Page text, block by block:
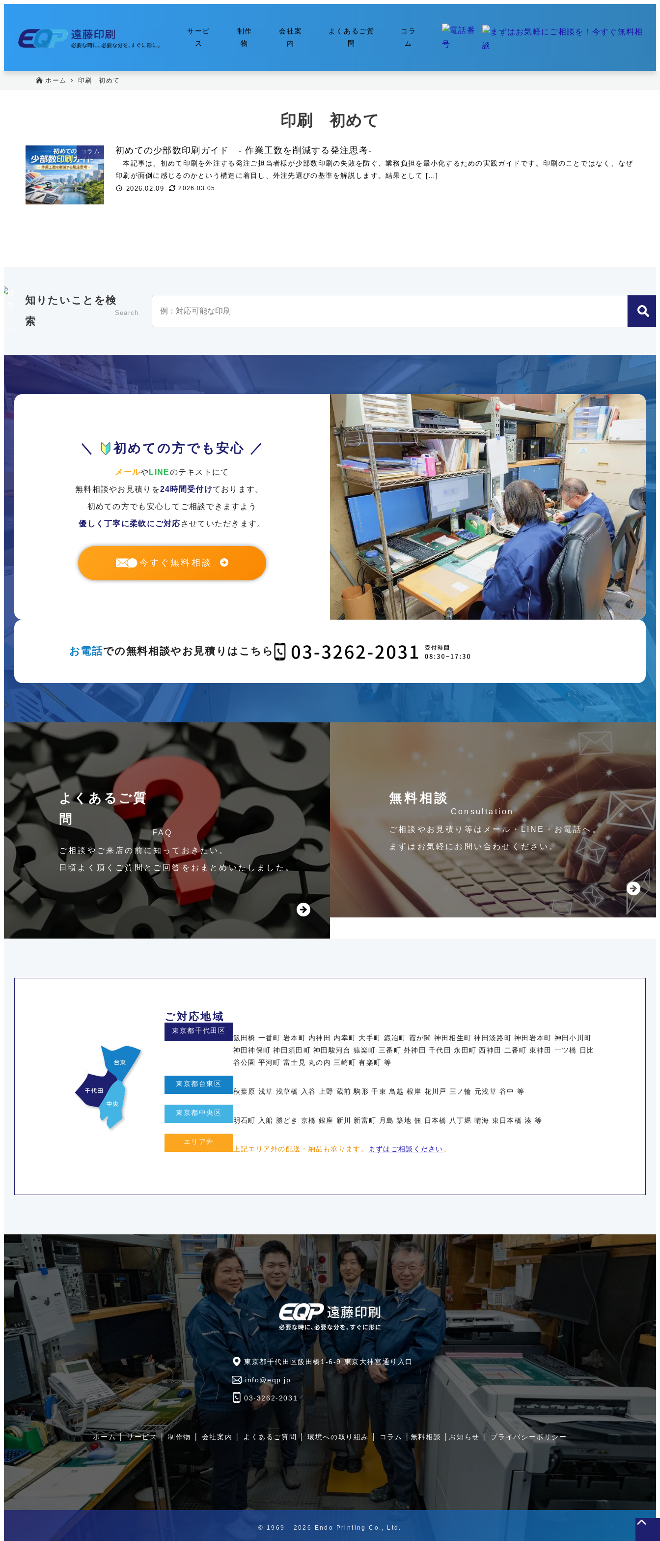
サービ
ス
制作
物
会社案
内
よくあるご質
問
コラ
ム
ホーム 印刷 初めて
印刷 初めて
コラム 初めての少部数印刷ガイド - 作業工数を削減する発注思考-
本記事は、初めて印刷を外注する発注ご担当者様が少部数印刷の失敗を防ぐ、業務負担を最小化するための実践ガイドです。印刷のことではなく、なぜ
印刷が面倒に感じるのかという構造に着目し、外注先選びの基準を解説します。結果として […]
2026.02.09
2026.03.05
知りたいことを検
索
Search
＼ 初めての方でも安心 ／
メールや LINEのテキストにて
無料相談やお見積りを24時間受付けております。
初めての方でも安心してご相談できますよう
優しく丁寧に柔軟にご対応 させていただきます。
今すぐ無料相談
お電話での無料相談やお見積りはこちら
よくあるご質
問
FAQ
ご相談やご来店の前に知っておきたい。
日頃よく頂くご質問とご回答をおまとめいたしました。
無料相談
Consultation
ご相談やお見積り等はメール・LINE・お電話へ。
まずはお気軽にお問い合わせください。
ご対応地域
東京都千代田区
飯田橋 一番町 岩本町 内神田 内幸町 大手町 鍛冶町 霞が関 神田相生町 神田淡路町 神田岩本町 神田小川町
神田神保町 神田須田町 神田駿河台 猿楽町 三番町 外神田 千代田 永田町 西神田 二番町 東神田 一ツ橋 日比
谷公園 平河町 富士見 丸の内 三崎町 有楽町 等
東京都台東区
秋葉原 浅草 浅草橋 入谷 上野 蔵前 駒形 千束 鳥越 根岸 花川戸 三ノ輪 元浅草 谷中 等
東京都中央区
明石町 入船 勝どき 京橋 銀座 新川 新富町 月島 築地 佃 日本橋 八丁堀 晴海 東日本橋 湊 等
エリア外
上記エリア外の配送・納品も承ります。
まずはご相談ください。
東京都千代田区飯田橋1-6-9 東京大神宮通り入口
info@eqp.jp
03-3262-2031
ホーム│サービス│制作物 会社案内 よくあるご質問 │環境への取り組み │ コラム 無料相談 お知らせ │ プライバシーポリシー
© 1969 - 2026 Endo Printing Co., Ltd.